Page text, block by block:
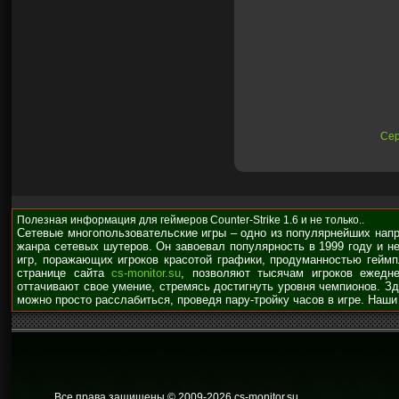
Полезная информация для геймеров Counter-Strike 1.6 и не только..
Сетевые многопользовательские игры – одно из популярнейших
жанра сетевых шутеров. Он завоевал популярность в 1999 году и
игр, поражающих игроков красотой графики, продуманностью
странице сайта cs-monitor.su, позволяют тысячам игроков
оттачивают свое умение, стремясь достигнуть уровня чемпионов.
можно просто расслабиться, проведя пару-тройку часов в игре.